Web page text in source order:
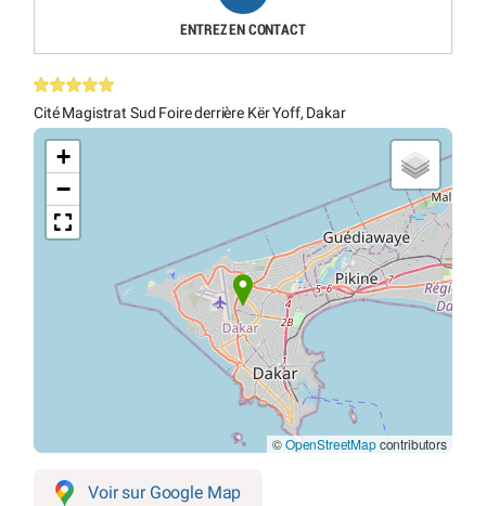
ENTREZ EN CONTACT
Cité Magistrat Sud Foire derrière Kër Yoff, Dakar
+
−
©OpenStreetMapcontributors
Voir sur Google Map